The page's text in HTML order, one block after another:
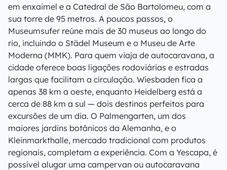
em enxaimel e a Catedral de São Bartolomeu, com a
sua torre de 95 metros. A poucos passos, o
Museumsufer reúne mais de 30 museus ao longo do
rio, incluindo o Städel Museum e o Museu de Arte
Moderna (MMK). Para quem viaja de autocaravana, a
cidade oferece boas ligações rodoviárias e estradas
largas que facilitam a circulação. Wiesbaden fica a
apenas 38 km a oeste, enquanto Heidelberg está a
cerca de 88 km a sul — dois destinos perfeitos para
excursões de um dia. O Palmengarten, um dos
maiores jardins botânicos da Alemanha, e o
Kleinmarkthalle, mercado tradicional com produtos
regionais, completam a experiência. Com a Yescapa, é
possível alugar uma campervan ou autocaravana